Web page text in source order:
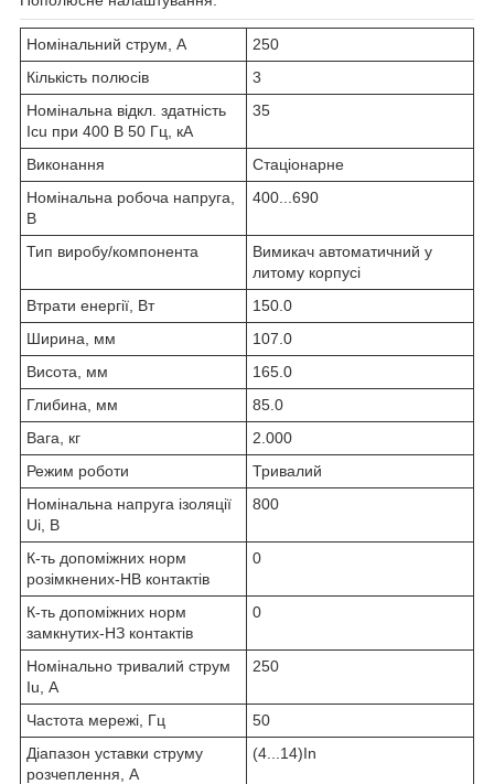
Номінальний струм, А
250
Кількість полюсів
3
Номінальна відкл. здатність
Icu при 400 В 50 Гц, кА
35
Виконання
Стаціонарне
Номінальна робоча напруга,
В
400...690
Тип виробу/компонента
Вимикач автоматичний у
литому корпусі
Втрати енергії, Вт
150.0
Ширина, мм
107.0
Висота, мм
165.0
Глибина, мм
85.0
Вага, кг
2.000
Режим роботи
Тривалий
Номінальна напруга ізоляції
Ui, В
800
К-ть допоміжних норм
розімкнених-НВ контактів
0
К-ть допоміжних норм
замкнутих-НЗ контактів
0
Номінально тривалий струм
Iu, А
250
Частота мережі, Гц
50
Діапазон уставки струму
розчеплення, А
(4...14)In